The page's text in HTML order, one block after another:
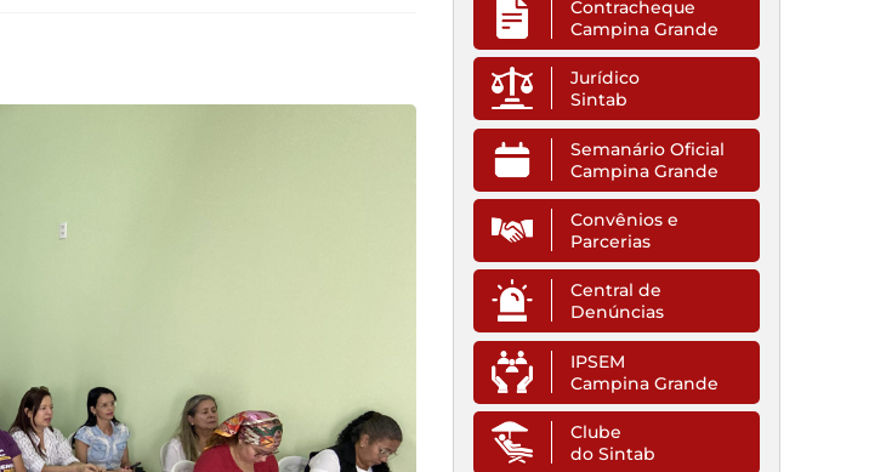
Contracheque
Campina Grande
Jurídico
Sintab
Semanário Oficial
Campina Grande
Convênios e
Parcerias
Central de
Denúncias
IPSEM
Campina Grande
Clube
do Sintab